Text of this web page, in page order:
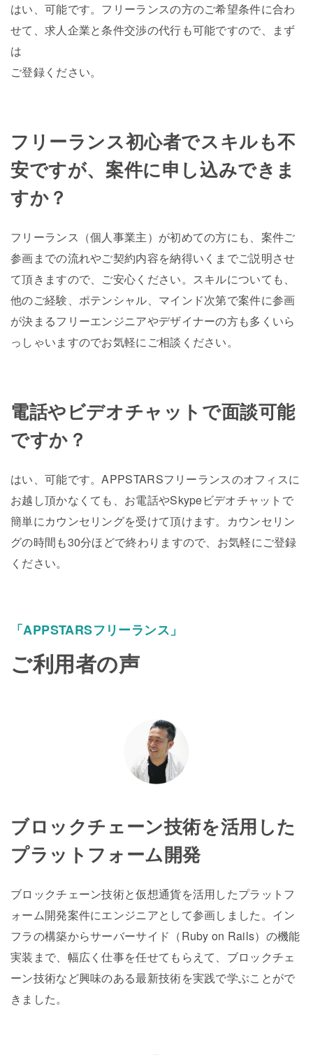
はい、可能です。フリーランスの方のご希望条件に合わ
せて、求人企業と条件交渉の代行も可能ですので、まず
は
ご登録ください。
フリーランス初心者でスキルも不
安ですが、案件に申し込みできま
すか？
フリーランス（個人事業主）が初めての方にも、案件ご
参画までの流れやご契約内容を納得いくまでご説明させ
て頂きますので、ご安心ください。スキルについても、
他のご経験、ポテンシャル、マインド次第で案件に参画
が決まるフリーエンジニアやデザイナーの方も多くいら
っしゃいますのでお気軽にご相談ください。
電話やビデオチャットで面談可能
ですか？
はい、可能です。APPSTARSフリーランスのオフィスに
お越し頂かなくても、お電話やSkypeビデオチャットで
簡単にカウンセリングを受けて頂けます。カウンセリン
グの時間も30分ほどで終わりますので、お気軽にご登録
ください。
「APPSTARSフリーランス」
ご利用者の声
ブロックチェーン技術を活用した
プラットフォーム開発
ブロックチェーン技術と仮想通貨を活用したプラットフ
ォーム開発案件にエンジニアとして参画しました。イン
フラの構築からサーバーサイド（Ruby on Rails）の機能
実装まで、幅広く仕事を任せてもらえて、ブロックチェ
ーン技術など興味のある最新技術を実践で学ぶことがで
きました。